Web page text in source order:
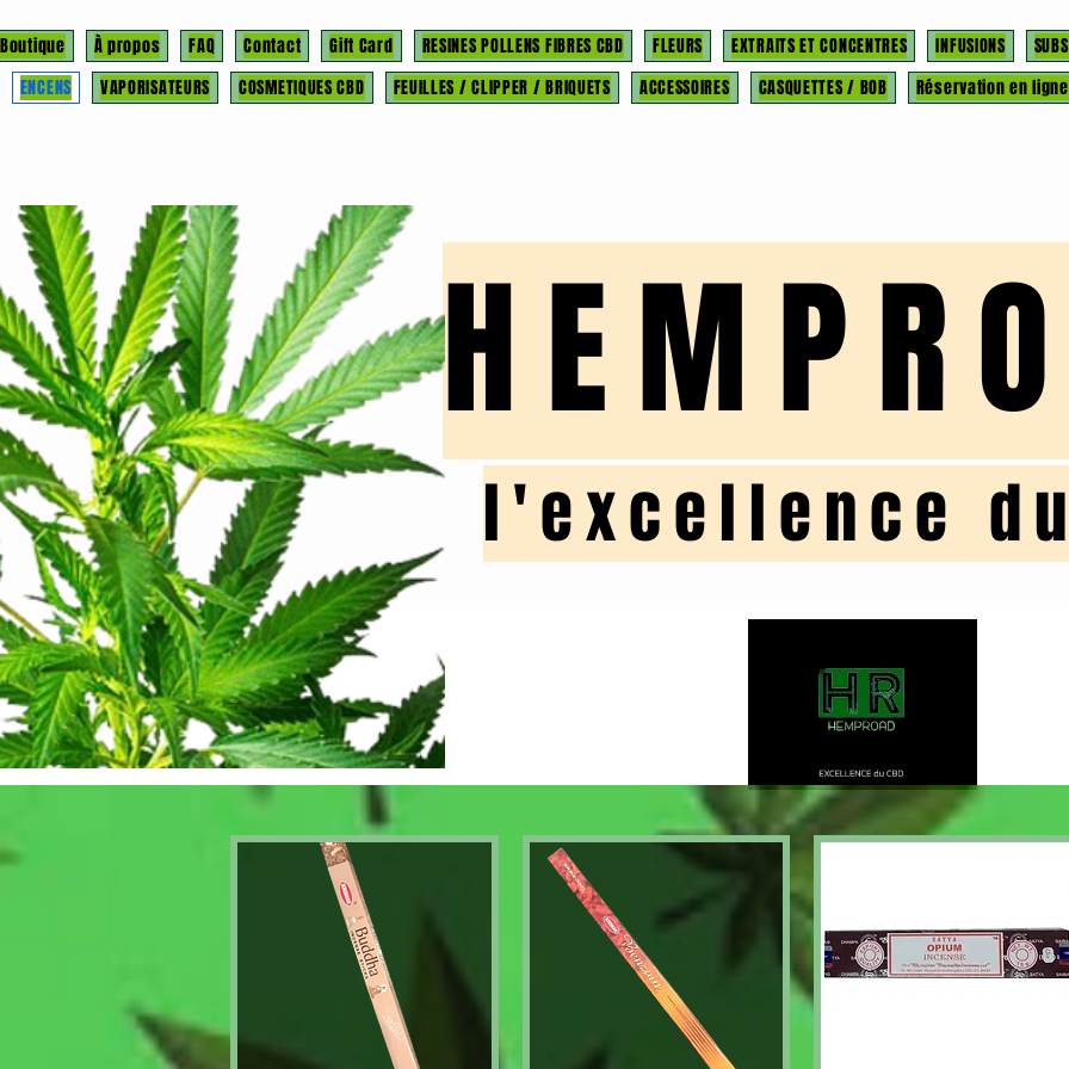
l'excellence du
Boutique À propos FAQ Contact Gift Card RESINES POLLENS FIBRES CBD FLEURS EXTRAITS ET CONCENTRES INFUSIONS
ENCENS
VAPORISATEURS COSMETIQUES CBD FEUILLES / CLIPPER / BRIQUETS ACCESSOIRES CASQUETTES / BOB Réservation en ligne